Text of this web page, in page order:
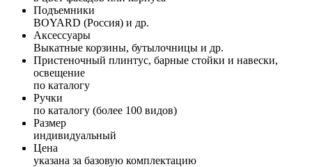
Подъемники
BOYARD (Россия) и др.
Аксессуары
Выкатные корзины, бутылочницы и др.
Пристеночный плинтус, барные стойки и навески,
освещение
по каталогу
Ручки
по каталогу (более 100 видов)
Размер
индивидуальный
Цена
указана за базовую комплектацию